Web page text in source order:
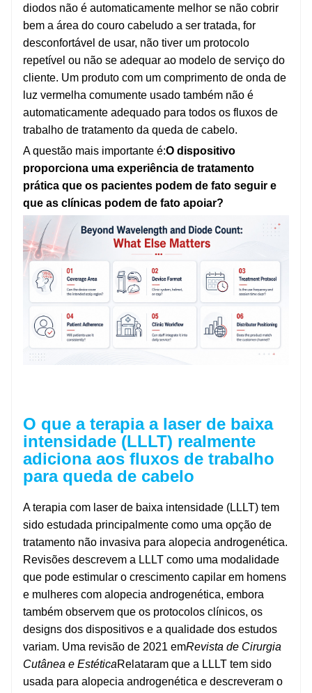
diodos não é automaticamente melhor se não cobrir
bem a área do couro cabeludo a ser tratada, for
desconfortável de usar, não tiver um protocolo
repetível ou não se adequar ao modelo de serviço do
cliente. Um produto com um comprimento de onda de
luz vermelha comumente usado também não é
automaticamente adequado para todos os fluxos de
trabalho de tratamento da queda de cabelo.
A questão mais importante é:O dispositivo
proporciona uma experiência de tratamento
prática que os pacientes podem de fato seguir e
que as clínicas podem de fato apoiar?
O que a terapia a laser de baixa
intensidade (LLLT) realmente
adiciona aos fluxos de trabalho
para queda de cabelo
A terapia com laser de baixa intensidade (LLLT) tem
sido estudada principalmente como uma opção de
tratamento não invasiva para alopecia androgenética.
Revisões descrevem a LLLT como uma modalidade
que pode estimular o crescimento capilar em homens
e mulheres com alopecia androgenética, embora
também observem que os protocolos clínicos, os
designs dos dispositivos e a qualidade dos estudos
variam. Uma revisão de 2021 emRevista de Cirurgia
Cutânea e EstéticaRelataram que a LLLT tem sido
usada para alopecia androgenética e descreveram o